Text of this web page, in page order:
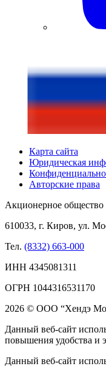
Карта сайта
Юридическая
Авторские права
Акционерное
610033, г. Киров, ул.
Тел. (8332) 663-000
ИНН 4345081311
ОГРН 1044316531170
2026 © ООО “Хендэ
Данный веб-сайт
повышения удобства и
Данный веб-сайт